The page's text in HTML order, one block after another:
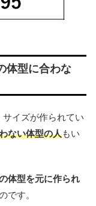
体型に合わな
イズが作られてい
ない体型の人もい
体型を元に作られ
です。